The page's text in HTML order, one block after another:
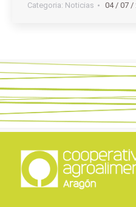
Categoria: Noticias 04 / 07 /